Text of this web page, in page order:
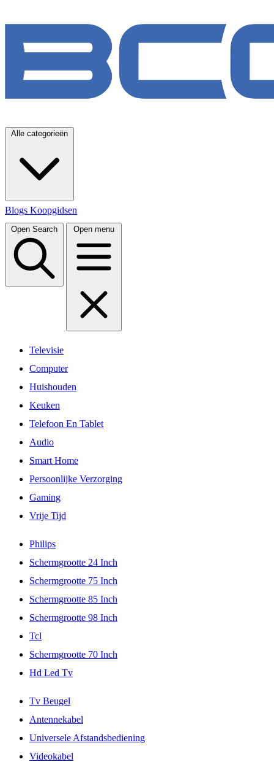
Alle categorieën
Blogs Koopgidsen
Open Search Open menu
Televisie
Computer
Huishouden
Keuken
Telefoon En Tablet
Audio
Smart Home
Persoonlijke Verzorging
Gaming
Vrije Tijd
Philips
Schermgrootte 24 Inch
Schermgrootte 75 Inch
Schermgrootte 85 Inch
Schermgrootte 98 Inch
Tcl
Schermgrootte 70 Inch
Hd Led Tv
Tv Beugel
Antennekabel
Universele Afstandsbediening
Videokabel